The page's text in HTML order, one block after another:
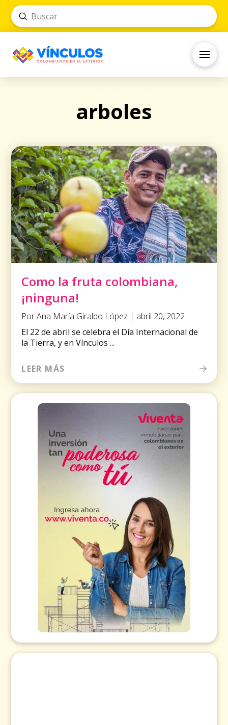
Search
Submit
arboles
Como la fruta colombiana,
¡ninguna!
Por Ana María Giraldo López | abril 20, 2022
El 22 de abril se celebra el Día Internacional de
la Tierra, y en Vínculos ...
LEER MÁS